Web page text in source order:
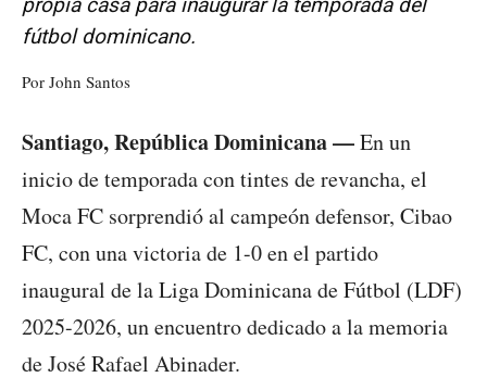
fútbol dominicano.
Por John Santos
Santiago, República Dominicana —En un
inicio de temporada con tintes de revancha, el
Moca FC sorprendió al campeón defensor, Cibao
FC, con una victoria de 1-0 en el partido
inaugural de la Liga Dominicana de Fútbol (LDF)
2025-2026, un encuentro dedicado a la memoria
de José Rafael Abinader.